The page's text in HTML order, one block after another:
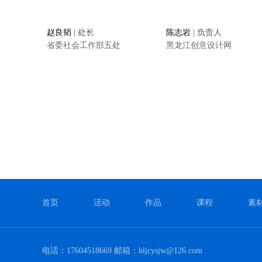
赵良韬
| 处长
省委社会工作部五处
陈志岩
| 负责人
黑龙江创意设计网
首页 活动 作品 课程 素
电话：17604518669 邮箱：hljcysjw@126.com